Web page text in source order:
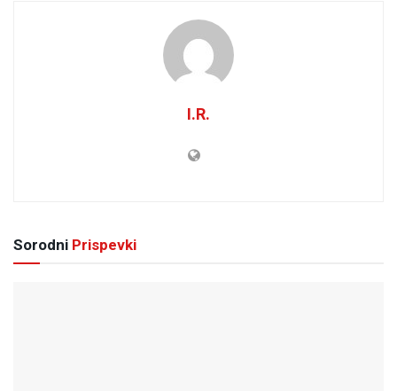
I.R.
Sorodni Prispevki